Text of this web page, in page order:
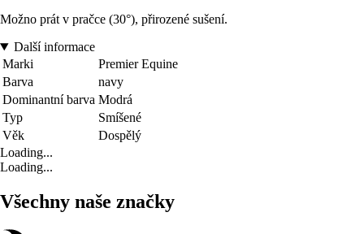
Možno prát v pračce (30°), přirozené sušení.
Další informace
Marki
Premier Equine
Barva
navy
Dominantní barva Modrá
Typ
Smíšené
Věk
Dospělý
Loading...
Loading...
Všechny naše značky